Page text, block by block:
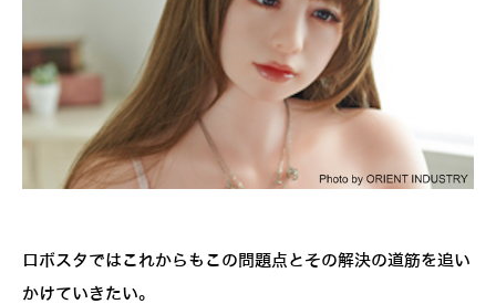
ロボスタではこれからもこの問題点とその解決の道筋を追い
かけていきたい。